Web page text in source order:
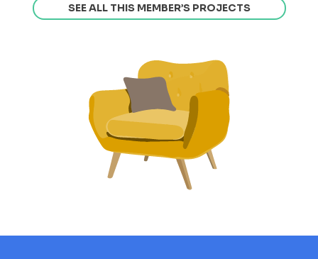
SEE ALL THIS MEMBER’S PROJECTS